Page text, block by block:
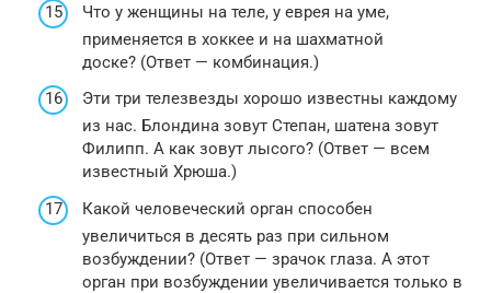
Что у женщины на теле, у еврея на уме,
применяется в хоккее и на шахматной
доске? (Ответ — комбинация.)
Эти три телезвезды хорошо известны каждому
из нас. Блондина зовут Степан, шатена зовут
Филипп. А как зовут лысого? (Ответ — всем
известный Хрюша.)
Какой человеческий орган способен
увеличиться в десять раз при сильном
возбуждении? (Ответ — зрачок глаза. А этот
орган при возбуждении увеличивается только в